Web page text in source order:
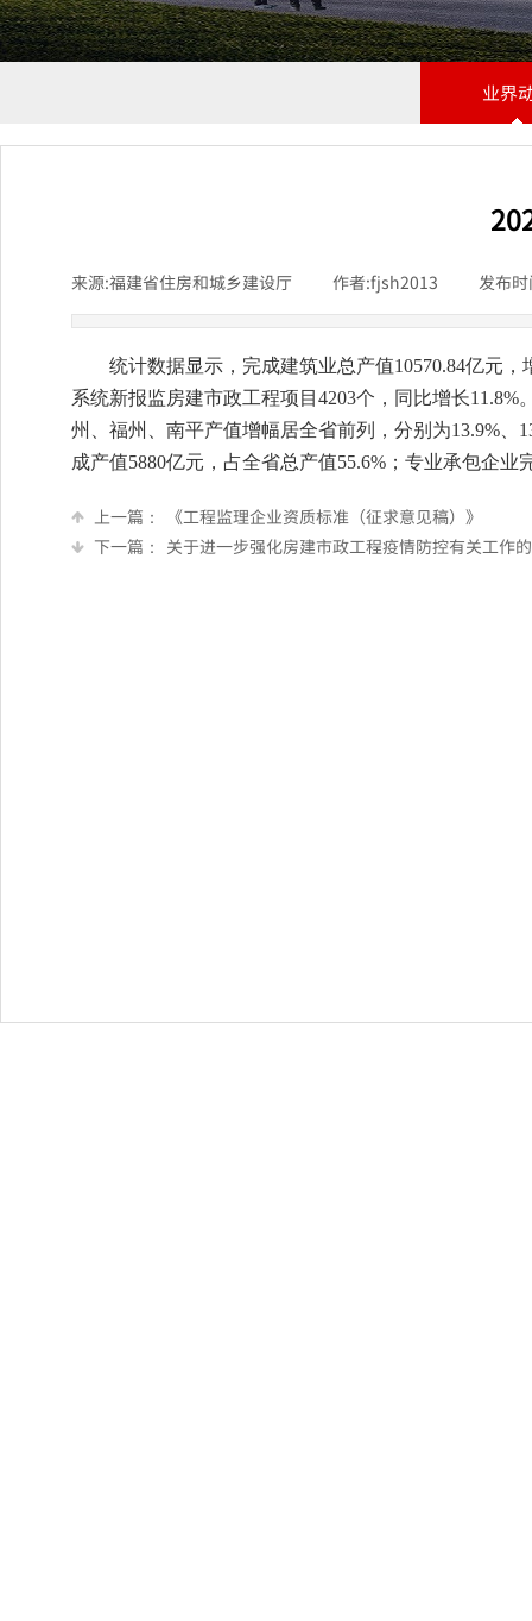
业界
来源:福建省住房和城乡建设厅 作者:fjsh2013 发布
统计数据显示，完成建筑业总产值10570.84亿元
系统新报监房建市政工程项目4203个，同比增长
州、福州、南平产值增幅居全省前列，分别为13.9%、
成产值5880亿元，占全省总产值55.6%；专业承包企
上一篇：
《工程监理企业资质标准（征求意见稿）》
下一篇： 关于进一步强化房建市政工程疫情防控有关工作